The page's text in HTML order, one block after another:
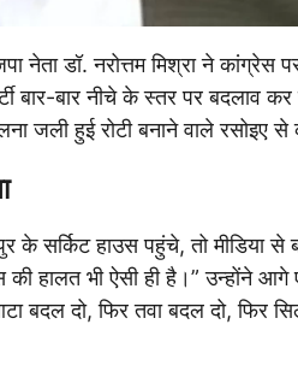
नेता डॉ. नरोत्तम मिश्रा ने
बार-बार नीचे के स्तर पर बदलाव
जली हुई रोटी बनाने वाले रसोइए से
के सर्किट हाउस पहुंचे, तो मीडिया से
हालत भी ऐसी ही है।” उन्होंने आगे
बदल दो, फिर तवा बदल दो, फिर